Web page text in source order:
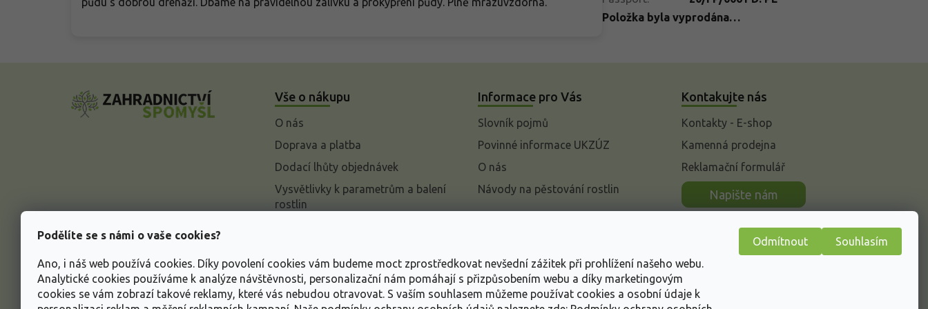
Podělíte se s námi o vaše cookies?
Ano, i náš web používá cookies. Díky povolení cookies vám budeme moct zprostředkovat nevšední zážitek při prohlížení našeho webu.
Analytické cookies používáme k analýze návštěvnosti, personalizační nám pomáhají s přizpůsobením webu a díky marketingovým
cookies se vám zobrazí takové reklamy, které vás nebudou otravovat. S vaším souhlasem můžeme používat cookies a osobní údaje k
Odmítnout Souhlasím
Položka byla vyprodána…
Vše o nákupu
O nás
Doprava a platba
Dodací lhůty objednávek
Vysvětlivky k parametrům a balení
rostlin
Informace o ochraně osobních
údajů
Informace pro Vás
Slovník pojmů
Povinné informace UKZÚZ
O nás
Návody na pěstování rostlin
Kontakujte nás
Kontakty - E-shop
Kamenná prodejna
Reklamační formulář
Napište nám